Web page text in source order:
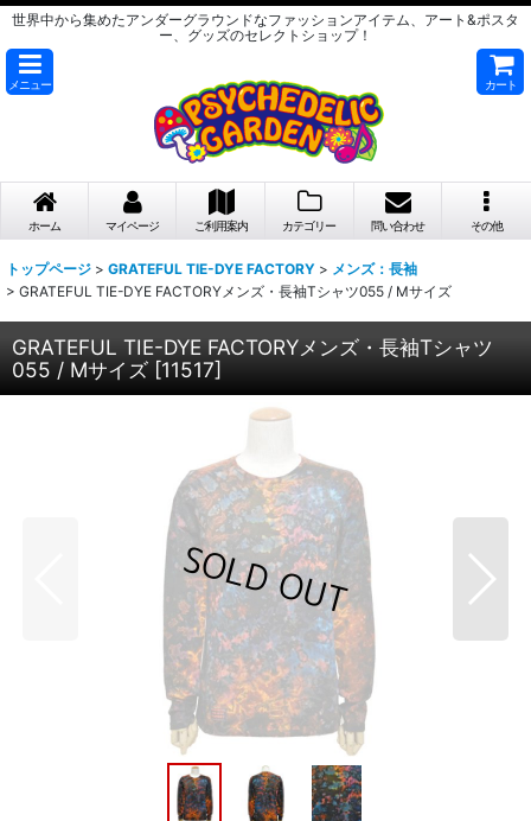
世界中から集めたアンダーグラウンドなファッションアイテム、アート&ポスタ
ー、グッズのセレクトショップ！
メニュー カート
ホーム マイページ ご利用案内 カテゴリー 問い合わせ その他
トップページ > GRATEFUL TIE-DYE FACTORY > メンズ：長袖
> GRATEFUL TIE-DYE FACTORYメンズ・長袖Tシャツ055 / Mサイズ
GRATEFUL TIE-DYE FACTORYメンズ・長袖Tシャツ
055 / Mサイズ [11517]